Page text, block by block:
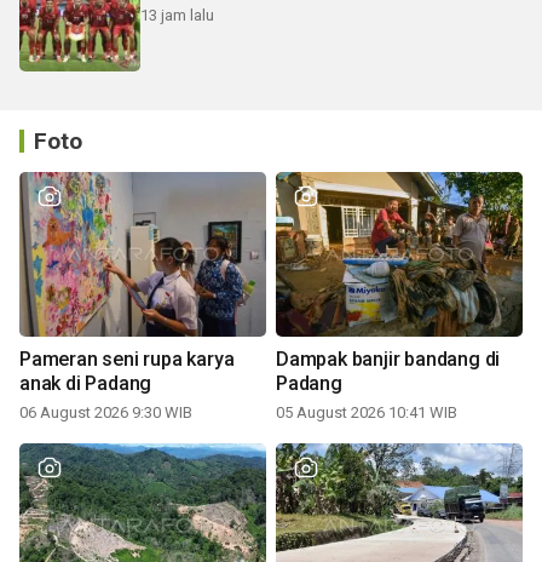
13 jam lalu
Foto
Pameran seni rupa karya
anak di Padang
06 August 2026 9:30 WIB
Dampak banjir bandang di
Padang
05 August 2026 10:41 WIB